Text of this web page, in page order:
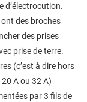
d’électrocution.
des broches
des prises
prise de terre.
(c’est à dire hors
A ou 32 A)
par 3 fils de